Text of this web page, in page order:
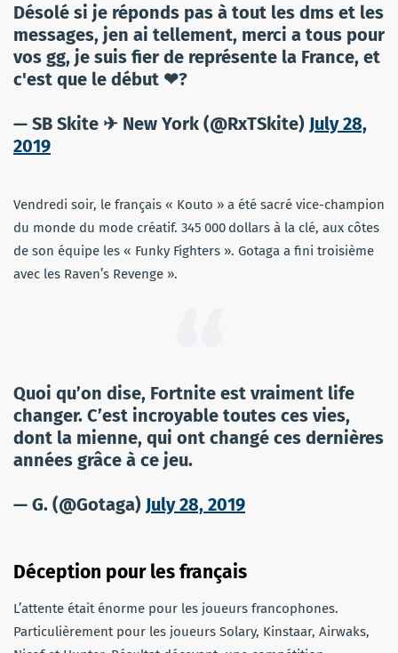
Désolé si je réponds pas à tout les dms et les
messages, jen ai tellement, merci a tous pour
vos gg, je suis fier de représente la France, et
c'est que le début ❤?
— SB Skite ✈ New York (@RxTSkite) July 28,
2019
Vendredi soir, le français « Kouto » a été sacré vice-champion
du monde du mode créatif. 345 000 dollars à la clé, aux côtes
de son équipe les « Funky Fighters ». Gotaga a fini troisième
avec les Raven’s Revenge ».
Quoi qu’on dise, Fortnite est vraiment life
changer. C’est incroyable toutes ces vies,
dont la mienne, qui ont changé ces dernières
années grâce à ce jeu.
— G. (@Gotaga) July 28, 2019
Déception pour les français
L’attente était énorme pour les joueurs francophones.
Particulièrement pour les joueurs Solary, Kinstaar, Airwaks,